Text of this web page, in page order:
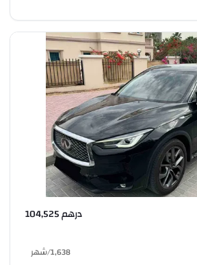
درهم 104,525
1,638
/شهر